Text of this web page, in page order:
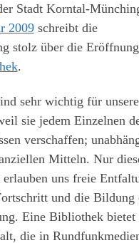
Stadt Korntal-
2009schreibt die
stolz über die
.
sehr wichtig für unsere
sie jedem Einzelnen
verschaffen;
Mitteln. Nur
uns freie
und die Bildung
Eine Bibliothek bietet
die in